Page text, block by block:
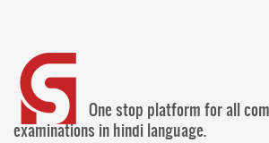
content
One stop platform for all
examinations in hindi language.